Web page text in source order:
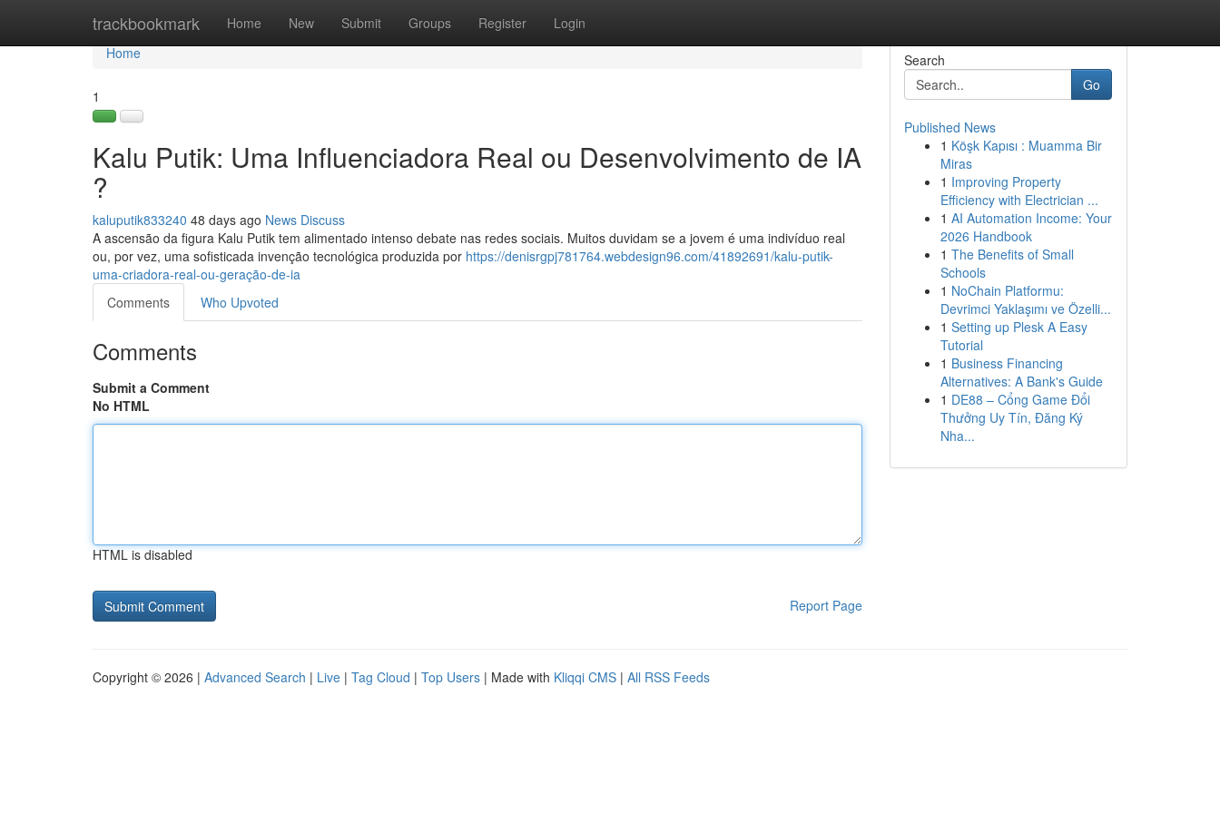
trackbookmark Home New Submit Groups Register Login
Home
Home
1
Kalu Putik: Uma Influenciadora Real ou Desenvolvimento de IA
?
kaluputik833240 48 days ago News Discuss
A ascensão da figura Kalu Putik tem alimentado intenso debate nas redes sociais. Muitos duvidam se a jovem é uma indivíduo real
ou, por vez, uma sofisticada invenção tecnológica produzida por https://denisrgpj781764.webdesign96.com/41892691/kalu-putik-
uma-criadora-real-ou-geração-de-ia
Comments
Who Upvoted
Comments
Submit a Comment
No HTML
HTML is disabled
Report Page
Search
Go
Published News
1 Köşk Kapısı : Muamma Bir
Miras
1 Improving Property
Efficiency with Electrician ...
1 AI Automation Income: Your
2026 Handbook
1 The Benefits of Small
Schools
1 NoChain Platformu:
Devrimci Yaklaşımı ve Özelli...
1 Setting up Plesk A Easy
Tutorial
1 Business Financing
Alternatives: A Bank's Guide
1 DE88 – Cổng Game Đổi
Thưởng Uy Tín, Đăng Ký
Nha...
Copyright © 2026 | Advanced Search | Live | Tag Cloud | Top Users | Made with Kliqqi CMS | All RSS Feeds